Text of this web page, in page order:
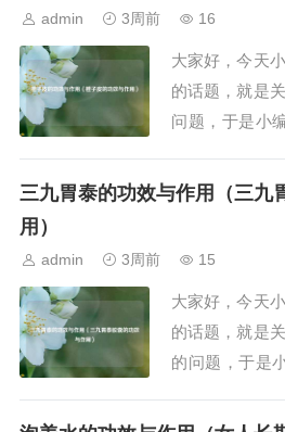
美丽的重要蛋
保护关节、维...
admin 3周前 16
大家好，今天
的话题，就是
问题，于是小
看吧。文章目
解腻增香及辅...
三九胃泰的功效与作用（三九
用）
admin 3周前 15
大家好，今天
的话题，就是
的问题，于是
起看看吧。文